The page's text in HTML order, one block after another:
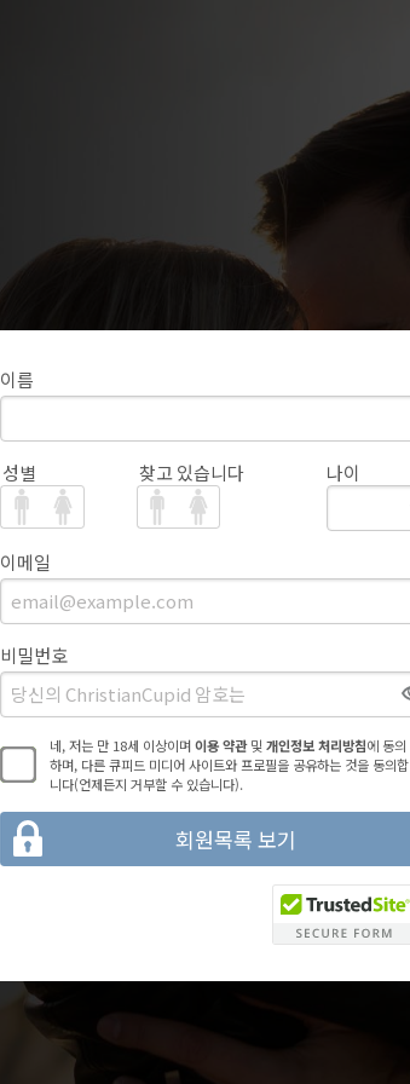
이름
성별 찾고 있습니다 나이
이메일
비밀번호
네, 저는 만 18세 이상이며이용 약관및 개인정보 처리방침에 동의
하며, 다른 큐피드 미디어 사이트와 프로필을 공유하는 것을 동의합
니다(언제든지 거부할 수 있습니다).
회원목록 보기